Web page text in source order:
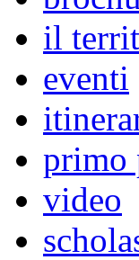
il
eventi
primo
video